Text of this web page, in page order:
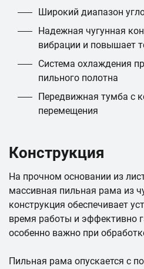
Широкий диапазон
Надежная чугунная
вибрации и повышает
Система охлаждения
пильного полотна
Передвижная тумба с
перемещения
Конструкция
На прочном основании из
массивная пильная рама из
конструкция обеспечивает
время работы и эффективно
особенно важно при
Пильная рама опускается с